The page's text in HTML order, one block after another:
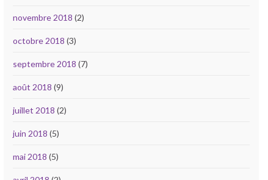
novembre 2018 (2)
octobre 2018 (3)
septembre 2018 (7)
août 2018 (9)
juillet 2018 (2)
juin 2018 (5)
mai 2018 (5)